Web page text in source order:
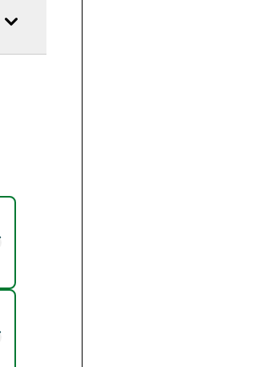
с джобове - ярко червен - XS
презрамки на гърба - бяло - XS